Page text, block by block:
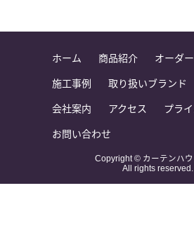
ホーム 商品紹介 オーダ
施工事例 取り扱いブランド
会社案内 アクセス プラ
お問い合わせ
Copyright © カーテンハ
All rights reserved.